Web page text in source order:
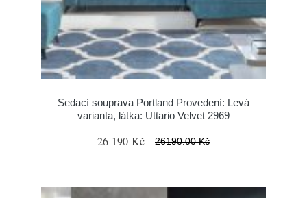
Sedací souprava Portland Provedení: Levá
varianta, látka: Uttario Velvet 2969
26 190 Kč 26190.00 Kč